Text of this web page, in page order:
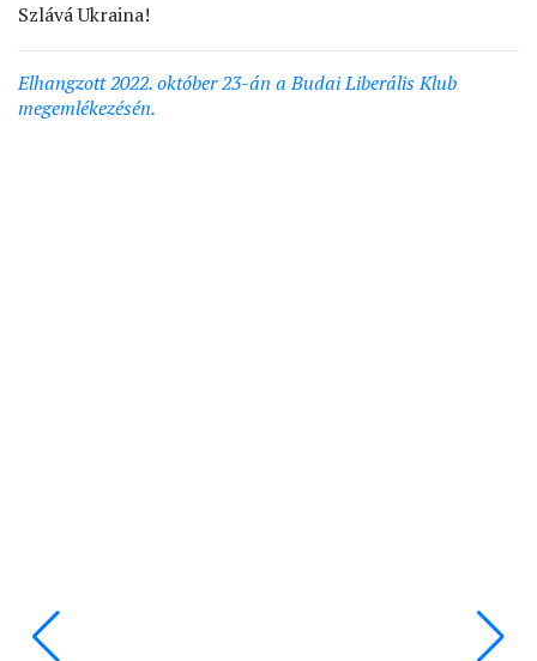
Szlává Ukraina!
Elhangzott 2022. október 23-án a Budai Liberális Klub
megemlékezésén.